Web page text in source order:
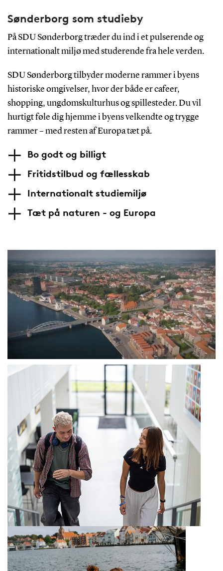
Sønderborg som studieby
På SDU Sønderborg træder du ind i et pulserende og
internationalt miljø med studerende fra hele verden.
SDU Sønderborg tilbyder moderne rammer i byens
historiske omgivelser, hvor der både er cafeer,
shopping, ungdomskulturhus og spillesteder. Du vil
hurtigt føle dig hjemme i byens velkendte og trygge
rammer – med resten af Europa tæt på.
Bo godt og billigt
Fritidstilbud og fællesskab
Internationalt studiemiljø
Tæt på naturen - og Europa